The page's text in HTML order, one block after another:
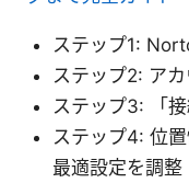
ステップ1:
ステップ2: ア
ステップ3: 「
ステップ4: 位
最適設定を調整